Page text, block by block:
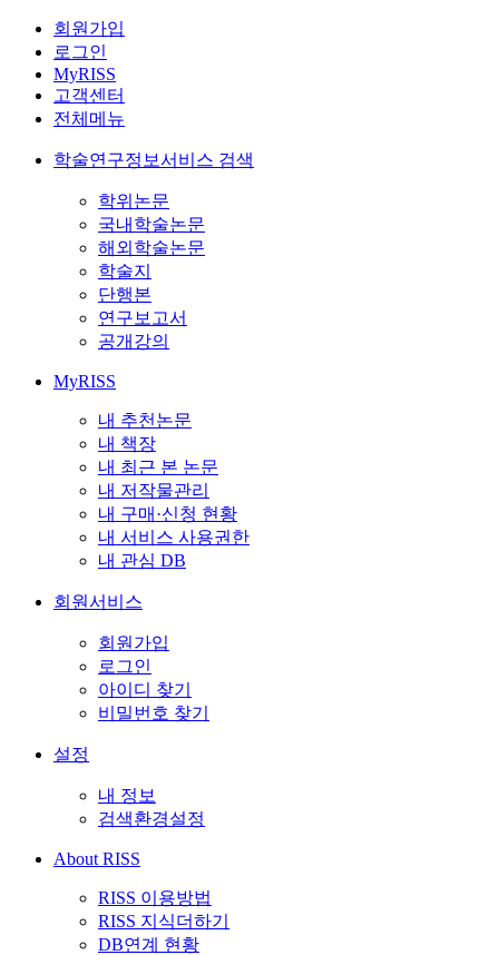
회원가입
로그인
MyRISS
고객센터
전체메뉴
학술연구정보서비스 검색
학위논문
국내학술논문
해외학술논문
학술지
단행본
연구보고서
공개강의
MyRISS
내 추천논문
내 책장
내 최근 본 논문
내 저작물관리
내 구매·신청 현황
내 서비스 사용권한
내 관심 DB
회원서비스
회원가입
로그인
아이디 찾기
비밀번호 찾기
설정
내 정보
검색환경설정
About RISS
RISS 이용방법
RISS 지식더하기
DB연계 현황